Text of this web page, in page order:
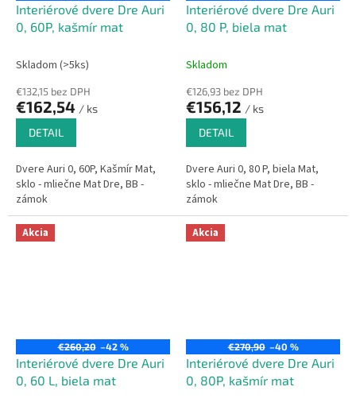
Interiérové dvere Dre Auri
0, 60P, kašmír mat
Skladom (>5ks)
€132,15 bez DPH
€162,54 / ks
DETAIL
Dvere Auri 0, 60P, Kašmír Mat,
sklo - mliečne Mat Dre, BB -
zámok
Interiérové dvere Dre Auri
0, 80 P, biela mat
Skladom
€126,93 bez DPH
€156,12 / ks
DETAIL
Dvere Auri 0, 80 P, biela Mat,
sklo - mliečne Mat Dre, BB -
zámok
Akcia
€260,20 –42 %
Interiérové dvere Dre Auri
0, 60 L, biela mat
Akcia
€270,90 –40 %
Interiérové dvere Dre Auri
0, 80P, kašmír mat